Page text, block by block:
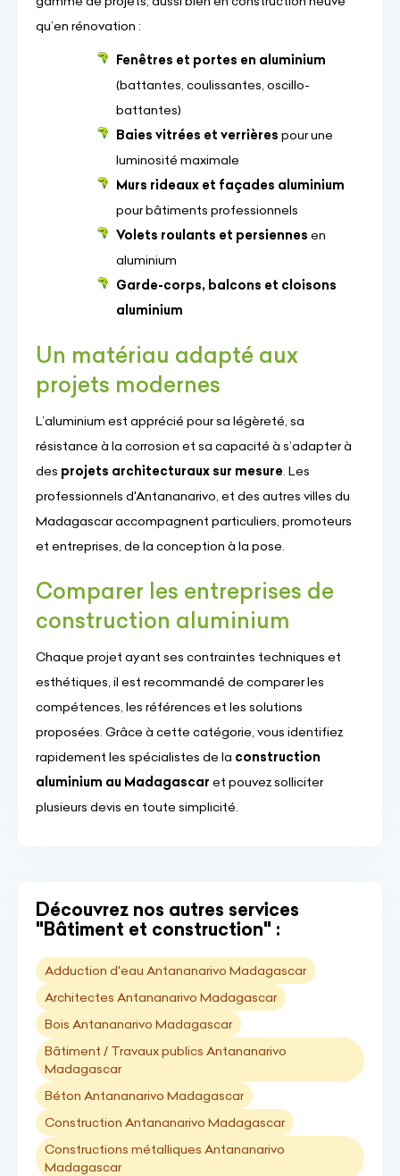
qu’en rénovation :
Fenêtres et portes en aluminium
(battantes, coulissantes, oscillo-
battantes)
Baies vitrées et verrières pour une
luminosité maximale
Murs rideaux et façades aluminium
pour bâtiments professionnels
Volets roulants et persiennes en
aluminium
Garde-corps, balcons et cloisons
aluminium
Un matériau adapté aux
projets modernes
L’aluminium est apprécié pour sa légèreté, sa
résistance à la corrosion et sa capacité à s’adapter à
des projets architecturaux sur mesure. Les
professionnels d'Antananarivo, et des autres villes du
Madagascar accompagnent particuliers, promoteurs
et entreprises, de la conception à la pose.
Comparer les entreprises de
construction aluminium
Chaque projet ayant ses contraintes techniques et
esthétiques, il est recommandé de comparer les
compétences, les références et les solutions
proposées. Grâce à cette catégorie, vous identifiez
rapidement les spécialistes de la construction
aluminium au Madagascar et pouvez solliciter
plusieurs devis en toute simplicité.
Découvrez nos autres services
"Bâtiment et construction" :
Adduction d'eau Antananarivo Madagascar
Architectes Antananarivo Madagascar
Bois Antananarivo Madagascar
Bâtiment / Travaux publics Antananarivo
Madagascar
Béton Antananarivo Madagascar
Construction Antananarivo Madagascar
Constructions métalliques Antananarivo
Madagascar